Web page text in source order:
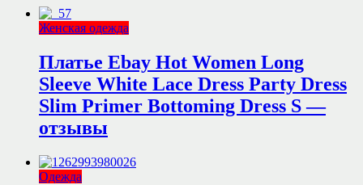
Женская одежда
Платье Ebay Hot Women Long
Sleeve White Lace Dress Party Dress
Slim Primer Bottoming Dress S —
отзывы
Одежда